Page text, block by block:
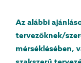
Az alábbi
tervezőknek/
mérséklésében,